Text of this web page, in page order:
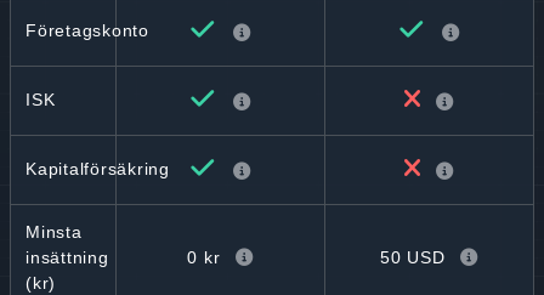
Företagskonto
ISK
Kapitalförsäkring
Minsta
insättning
(kr)
0 kr 50 USD